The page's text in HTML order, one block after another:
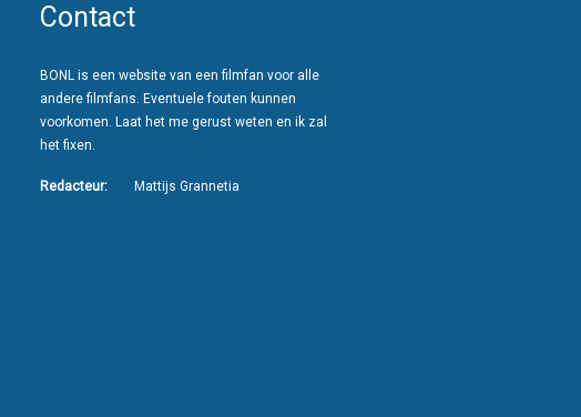
Contact
BONL is een website van een filmfan voor alle
andere filmfans. Eventuele fouten kunnen
voorkomen. Laat het me gerust weten en ik zal
het fixen.
Redacteur: Mattijs Grannetia